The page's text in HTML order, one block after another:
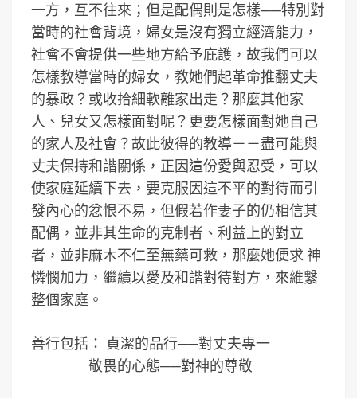
一方，互不往來；但是配偶則是怎樣──特別對
當時的社會背境，婦女是沒有獨立經濟能力，
社會不會提供一些地方給予庇護，故我們可以
怎樣教導當時的婦女，教她們起革命推翻丈夫
的暴政？或收拾細軟離家出走？那麼其他家
人、兒女又怎樣面對呢？更要怎樣面對她自己
的家人及社會？故此彼得的教導－－盡可能與
丈夫保持和諧關係，正因這份愛與忍受，可以
使家庭延續下去，要克服因這不平的對待而引
發內心的忿恨不易，但假若作妻子的仍相信其
配偶，並非其生命的克制者、利益上的對立
者，並非麻木不仁至無藥可救，那麼她便求 神
憐憫加力，繼續以愛及和諧對待對方，來維繫
整個家庭。
善行包括： 貞潔的品行──對丈夫專一
敬畏的心態──對神的尊敬